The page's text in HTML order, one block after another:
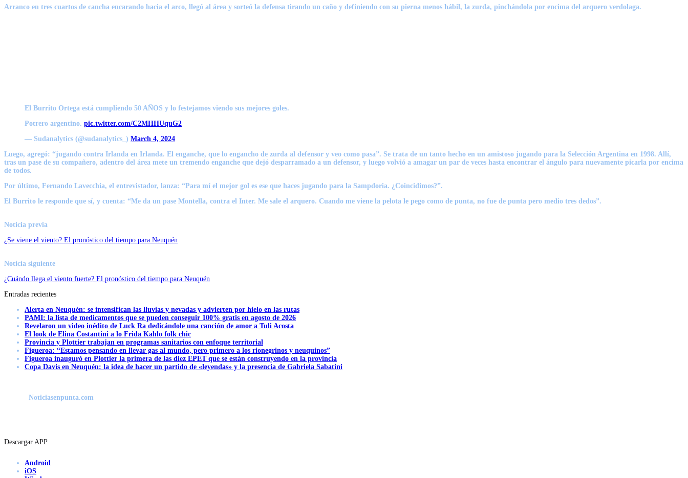
Arranco en tres cuartos de cancha encarando hacia el arco, llegó al área y sorteó la defensa tirando un caño y definiendo con su pierna menos hábil, la zurda, pinchándola por encima del arquero verdolaga.
El Burrito Ortega está cumpliendo 50 AÑOS y lo festejamos viendo sus mejores goles.
Potrero argentino. pic.twitter.com/C2MHHUquG2
— Sudanalytics (@sudanalytics_) March 4, 2024
Luego, agregó: “jugando contra Irlanda en Irlanda. El enganche, que lo engancho de zurda al defensor y veo como pasa”. Se trata de un tanto hecho en un amistoso jugando para la Selección Argentina en 1998. Allí,
tras un pase de su compañero, adentro del área mete un tremendo enganche que dejó desparramado a un defensor, y luego volvió a amagar un par de veces hasta encontrar el ángulo para nuevamente picarla por encima
de todos.
Por último, Fernando Lavecchia, el entrevistador, lanza: “Para mí el mejor gol es ese que haces jugando para la Sampdoria. ¿Coincidimos?”.
El Burrito le responde que sí, y cuenta: “Me da un pase Montella, contra el Inter. Me sale el arquero. Cuando me viene la pelota le pego como de punta, no fue de punta pero medio tres dedos”.
Noticia previa
¿Se viene el viento? El pronóstico del tiempo para Neuquén
Noticia siguiente
¿Cuándo llega el viento fuerte? El pronóstico del tiempo para Neuquén
Entradas recientes
Alerta en Neuquén: se intensifican las lluvias y nevadas y advierten por hielo en las rutas
PAMI: la lista de medicamentos que se pueden conseguir 100% gratis en agosto de 2026
Revelaron un video inédito de Luck Ra dedicándole una canción de amor a Tuli Acosta
El look de Elina Costantini a lo Frida Kahlo folk chic
Provincia y Plottier trabajan en programas sanitarios con enfoque territorial
Figueroa: “Estamos pensando en llevar gas al mundo, pero primero a los rionegrinos y neuquinos”
Figueroa inauguró en Plottier la primera de las diez EPET que se están construyendo en la provincia
Copa Davis en Neuquén: la idea de hacer un partido de «leyendas» y la presencia de Gabriela Sabatini
Noticiasenpunta.com
Descargar APP
Android
iOS